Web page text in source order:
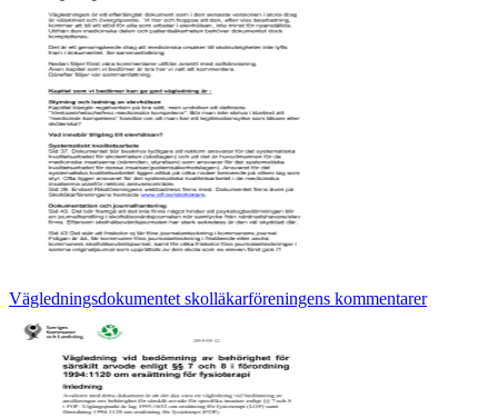
Vägledningsdokumentet skolläkarföreningens kommentarer